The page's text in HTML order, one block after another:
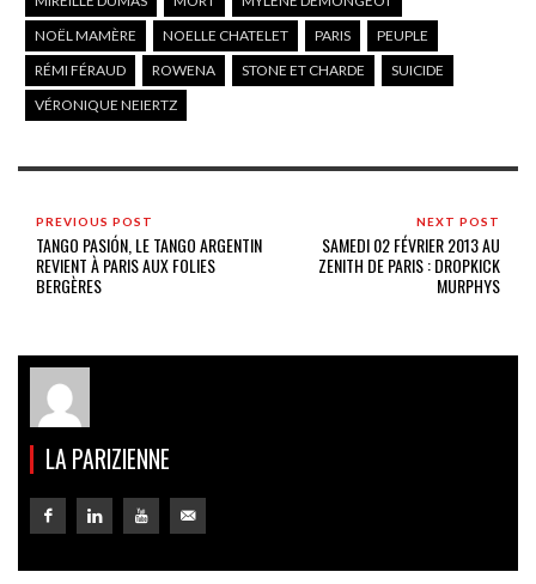
NOËL MAMÈRE
NOELLE CHATELET PARIS
PEUPLE
RÉMI FÉRAUD
ROWENA STONE ET CHARDE
SUICIDE
VÉRONIQUE NEIERTZ
PREVIOUS POST
TANGO PASIÓN, LE TANGO ARGENTIN
REVIENT À PARIS AUX FOLIES
BERGÈRES
NEXT POST
SAMEDI 02 FÉVRIER 2013 AU
ZENITH DE PARIS : DROPKICK
MURPHYS
LA PARIZIENNE